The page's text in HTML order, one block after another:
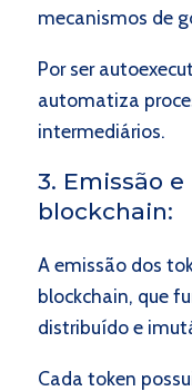
mecanismos de
Por ser
automatiza
intermediários.
3. Emissão
blockchain:
A emissão dos
blockchain, que
distribuído e
Cada token